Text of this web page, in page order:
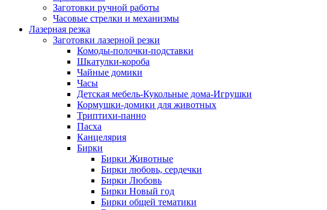
Заготовки ручной работы
Часовые стрелки и механизмы
Лазерная резка
Заготовки лазерной резки
Комоды-полочки-подставки
Шкатулки-короба
Чайные домики
Часы
Детская мебель-Кукольные дома-Игрушки
Кормушки-домики для животных
Триптихи-панно
Пасха
Канцелярия
Бирки
Бирки Животные
Бирки любовь, сердечки
Бирки Любовь
Бирки Новый год
Бирки общей тематики